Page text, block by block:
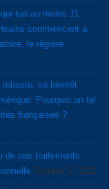
tue au moins 11
commencent a
le régime
va bientôt
Pourquoi un tel
françaises ?
de ses traitements.
October 5, 2021